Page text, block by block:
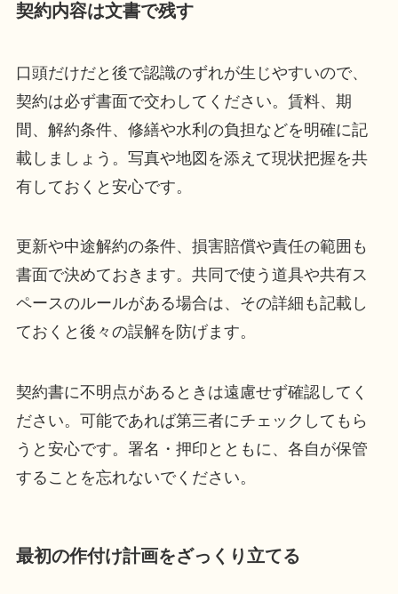
契約内容は文書で残す
口頭だけだと後で認識のずれが生じやすいので、
契約は必ず書面で交わしてください。賃料、期
間、解約条件、修繕や水利の負担などを明確に記
載しましょう。写真や地図を添えて現状把握を共
有しておくと安心です。
更新や中途解約の条件、損害賠償や責任の範囲も
書面で決めておきます。共同で使う道具や共有ス
ペースのルールがある場合は、その詳細も記載し
ておくと後々の誤解を防げます。
契約書に不明点があるときは遠慮せず確認してく
ださい。可能であれば第三者にチェックしてもら
うと安心です。署名・押印とともに、各自が保管
することを忘れないでください。
最初の作付け計画をざっくり立てる